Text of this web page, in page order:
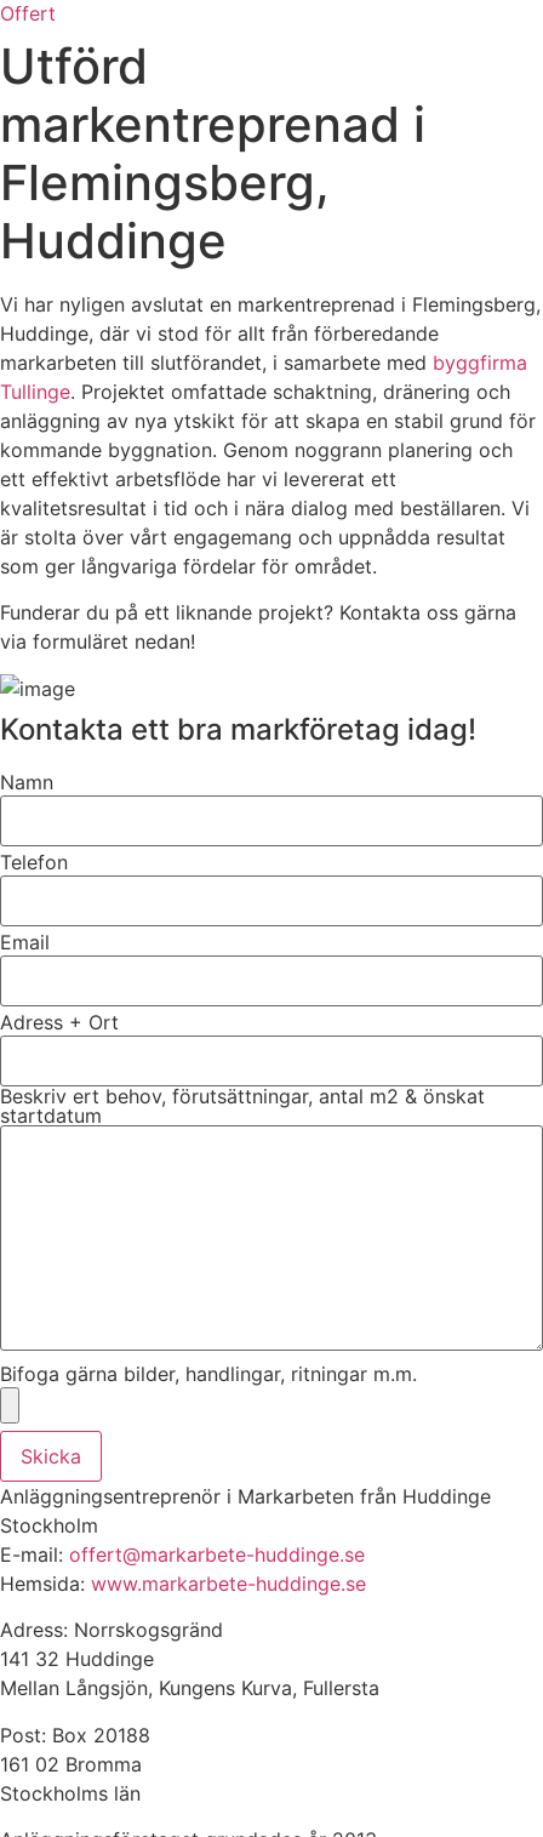
Offert
Utförd
markentreprenad i
Flemingsberg,
Huddinge
Vi har nyligen avslutat en markentreprenad i Flemingsberg,
Huddinge, där vi stod för allt från förberedande
markarbeten till slutförandet, i samarbete med byggfirma
Tullinge. Projektet omfattade schaktning, dränering och
anläggning av nya ytskikt för att skapa en stabil grund för
kommande byggnation. Genom noggrann planering och
ett effektivt arbetsflöde har vi levererat ett
kvalitetsresultat i tid och i nära dialog med beställaren. Vi
är stolta över vårt engagemang och uppnådda resultat
som ger långvariga fördelar för området.
Funderar du på ett liknande projekt? Kontakta oss gärna
via formuläret nedan!
Kontakta ett bra markföretag idag!
Namn
Telefon
Email
Adress + Ort
Beskriv ert behov, förutsättningar, antal m2 & önskat
startdatum
Bifoga gärna bilder, handlingar, ritningar m.m.
Skicka
Anläggningsentreprenör i Markarbeten från Huddinge
Stockholm
E-mail: offert@markarbete-huddinge.se
Hemsida: www.markarbete-huddinge.se
Adress: Norrskogsgränd
141 32 Huddinge
Mellan Långsjön, Kungens Kurva, Fullersta
Post: Box 20188
161 02 Bromma
Stockholms län